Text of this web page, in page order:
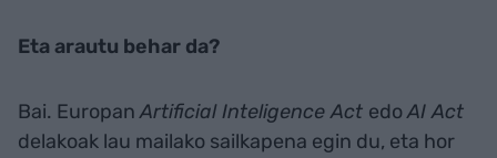
Eta arautu behar da?
Bai. EuropanArtificial Inteligence Act edoAI Act
delakoak lau mailako sailkapena egin du, eta hor